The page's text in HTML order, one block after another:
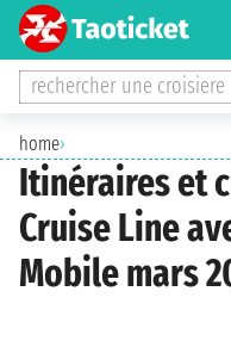
rechercher une croisiere
home›
Itinéraires et
Cruise Line
Mobile mars